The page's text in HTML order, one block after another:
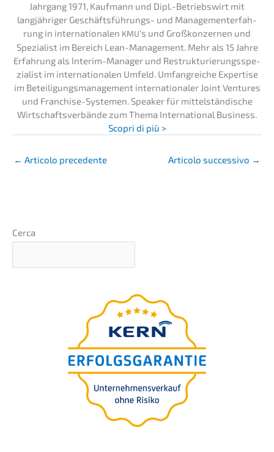
Jahrgang 1971, Kaufmann und Dipl.-Betriebswirt mit
langjäh­ri­ger Geschäfts­füh­rungs- und Manage­men­t­er­fah­
rung in inter­na­tio­na­len KMU‘s und Großkon­zer­nen und
Spezia­list im Bereich Lean-Manage­ment. Mehr als 15 Jahre
Erfah­rung als Interim-Manager und Restruk­tu­rie­rungs­spe­
zia­list im inter­na­tio­na­len Umfeld. Umfang­rei­che Exper­ti­se
im Betei­li­gungs­ma­nage­ment inter­na­tio­na­ler Joint Ventures
und Franchise-Syste­men. Speak­er für mittel­stän­di­sche
Wirtschafts­ver­bän­de zum Thema Inter­na­tio­nal Business.
Scopri di più >
← Artico­lo precedente Artico­lo succes­si­vo →
Cerca